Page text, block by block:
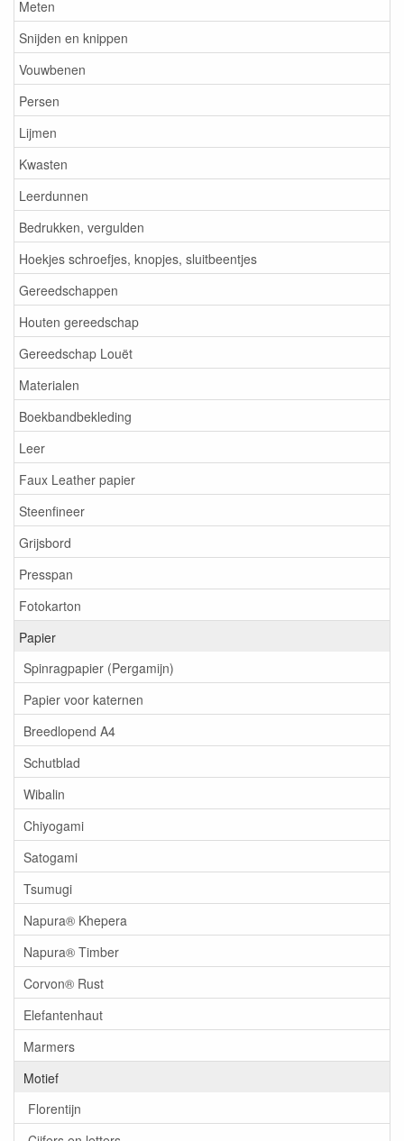
Meten
Snijden en knippen
Vouwbenen
Persen
Lijmen
Kwasten
Leerdunnen
Bedrukken, vergulden
Hoekjes schroefjes, knopjes, sluitbeentjes
Gereedschappen
Houten gereedschap
Gereedschap Louët
Materialen
Boekbandbekleding
Leer
Faux Leather papier
Steenfineer
Grijsbord
Presspan
Fotokarton
Papier
Spinragpapier (Pergamijn)
Papier voor katernen
Breedlopend A4
Schutblad
Wibalin
Chiyogami
Satogami
Tsumugi
Napura® Khepera
Napura® Timber
Corvon® Rust
Elefantenhaut
Marmers
Motief
Florentijn